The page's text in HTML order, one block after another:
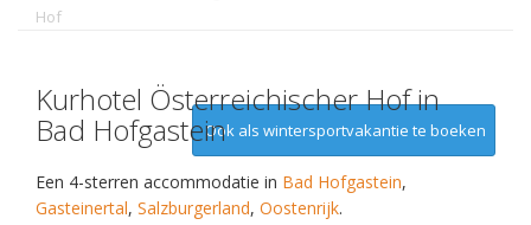
Hof
Kurhotel Österreichischer Hof in
Bad HofgasteinOok als wintersportvakantie te boeken
Een 4-sterren accommodatie in Bad Hofgastein,
Gasteinertal, Salzburgerland, Oostenrijk.